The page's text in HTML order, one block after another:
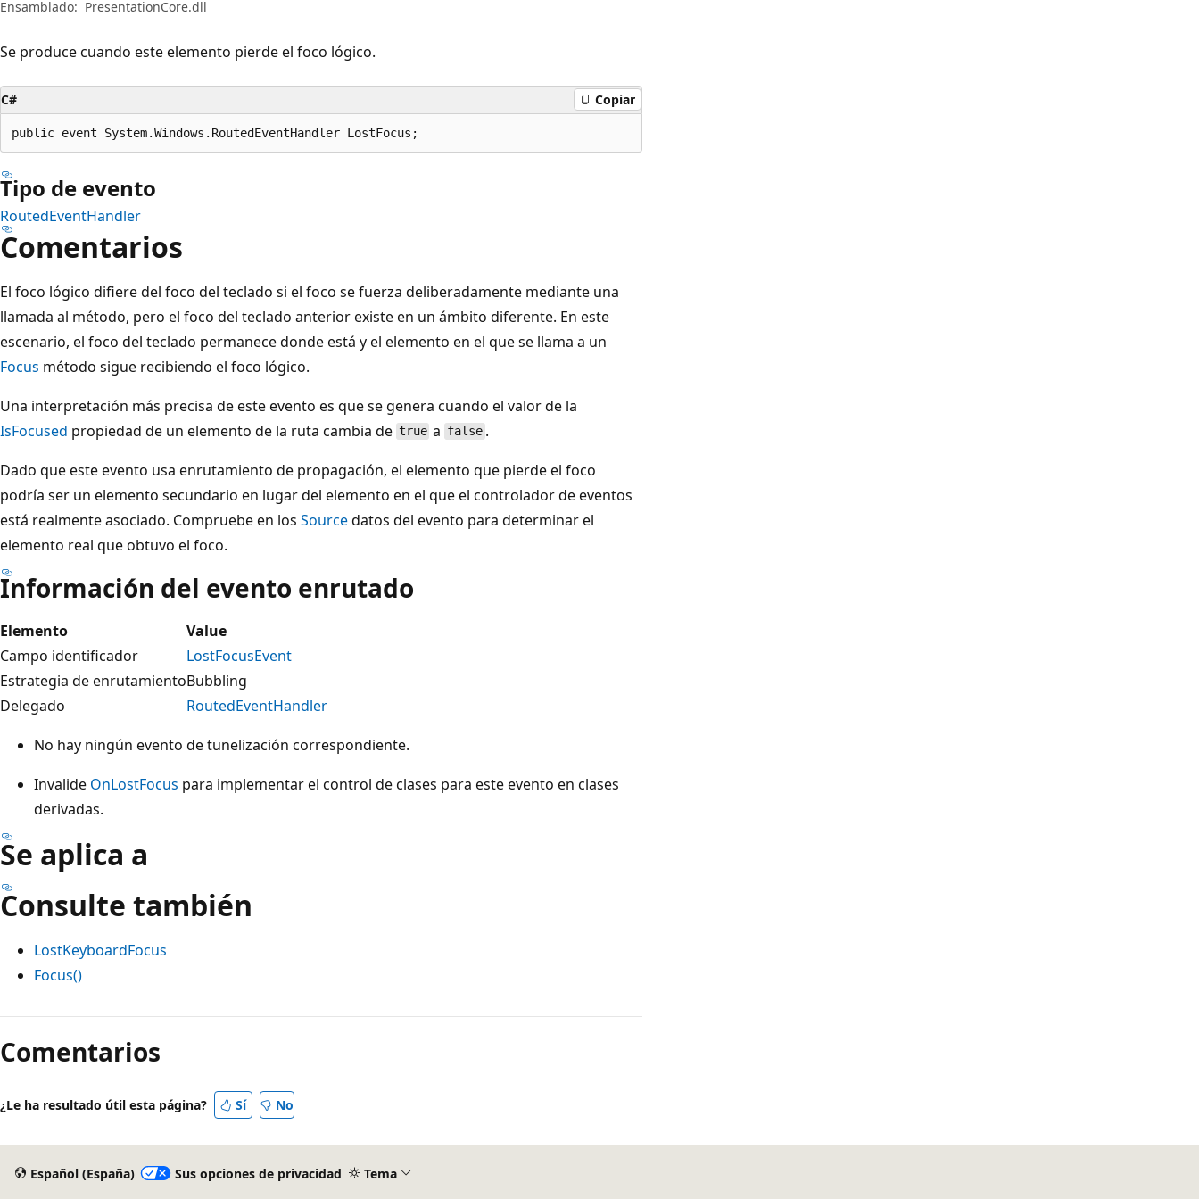
Ensamblado: PresentationCore.dll
Se produce cuando este elemento pierde el foco lógico.
C# Copiar
public event System.Windows.RoutedEventHandler LostFocus;
Tipo de evento
RoutedEventHandler
Comentarios
El foco lógico difiere del foco del teclado si el foco se fuerza deliberadamente mediante una
llamada al método, pero el foco del teclado anterior existe en un ámbito diferente. En este
escenario, el foco del teclado permanece donde está y el elemento en el que se llama a un
Focus método sigue recibiendo el foco lógico.
Una interpretación más precisa de este evento es que se genera cuando el valor de la
IsFocused propiedad de un elemento de la ruta cambia de true a false.
Dado que este evento usa enrutamiento de propagación, el elemento que pierde el foco
podría ser un elemento secundario en lugar del elemento en el que el controlador de eventos
está realmente asociado. Compruebe en los Sourcedatos del evento para determinar el
elemento real que obtuvo el foco.
Información del evento enrutado
Elemento
Value
Campo identificador
LostFocusEvent
Estrategia de enrutamientoBubbling
Delegado
RoutedEventHandler
No hay ningún evento de tunelización correspondiente.
Invalide OnLostFocus para implementar el control de clases para este evento en clases
derivadas.
Se aplica a
Consulte también
LostKeyboardFocus
Focus()
Comentarios
¿Le ha resultado útil esta página? Sí No
Español (España) Sus opciones de privacidad Tema